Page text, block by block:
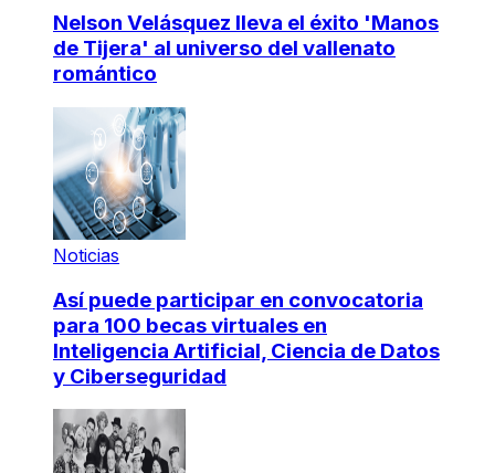
Nelson Velásquez lleva el éxito 'Manos
de Tijera' al universo del vallenato
romántico
Noticias
Así puede participar en convocatoria
para 100 becas virtuales en
Inteligencia Artificial, Ciencia de Datos
y Ciberseguridad